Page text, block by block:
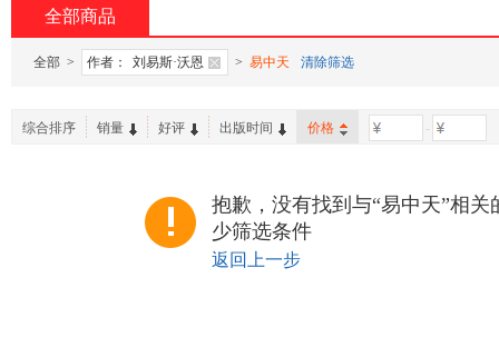
全部商品
全部 > 作者： 刘易斯·沃恩 > 易中天 清除筛选
综合排序 销量 好评 出版时间 价格 -
抱歉，没有找到与“易中天”相
少筛选条件
返回上一步
加